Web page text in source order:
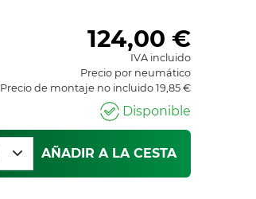
124,00 €
IVA incluido
Precio por neumático
Precio de montaje no incluido 19,85 €
Disponible
AÑADIR A LA CESTA